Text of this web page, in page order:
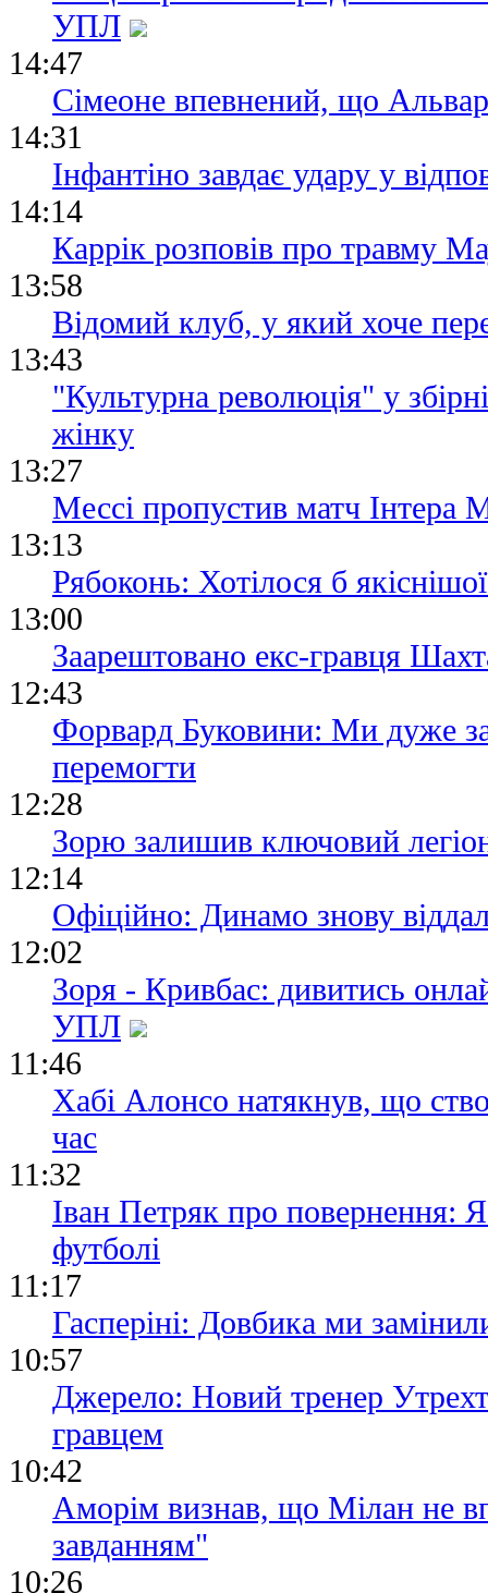
УПЛ
14:47
Сімеоне впевнений, що
14:31
Інфантіно завдає удару у
14:14
Каррік розповів про травму
13:58
Відомий клуб, у який хоче
13:43
"Культурна революція" у
жінку
13:27
Мессі пропустив матч Інтера
13:13
Рябоконь: Хотілося б
13:00
Заарештовано екс-гравця
12:43
Форвард Буковини: Ми дуже
перемогти
12:28
Зорю залишив ключовий
12:14
Офіційно: Динамо знову
12:02
Зоря - Кривбас: дивитись
УПЛ
11:46
Хабі Алонсо натякнув, що
час
11:32
Іван Петряк про повернення:
футболі
11:17
Гасперіні: Довбика ми
10:57
Джерело: Новий тренер
гравцем
10:42
Аморім визнав, що Мілан не
завданням"
10:26